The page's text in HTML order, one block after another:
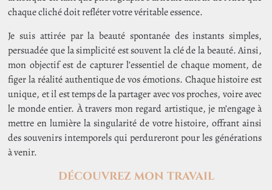
chaque cliché doit refléter votre véritable essence.
Je suis attirée par la beauté spontanée des instants simples,
persuadée que la simplicité est souvent la clé de la beauté. Ainsi,
mon objectif est de capturer l’essentiel de chaque moment, de
figer la réalité authentique de vos émotions. Chaque histoire est
unique, et il est temps de la partager avec vos proches, voire avec
le monde entier. À travers mon regard artistique, je m’engage à
mettre en lumière la singularité de votre histoire, offrant ainsi
des souvenirs intemporels qui perdureront pour les générations
à venir.
DÉCOUVREZ MON TRAVAIL